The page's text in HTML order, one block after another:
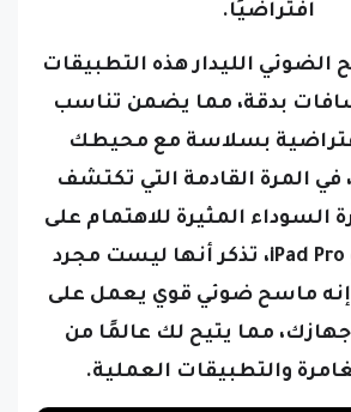
افتراضيًا.
الليدار هذه التطبيقات
بدقة، مما يضمن تناسب
بسلاسة مع محيطك
في المرة القادمة التي تكتشف
السوداء المثيرة للاهتمام على
جهاز iPhone أو iPad Pro، تذكر أنها ليست مجرد
إنه ماسح ضوئي قوي يعمل على
مما يتيح لك عالمًا من
والتطبيقات العملية.